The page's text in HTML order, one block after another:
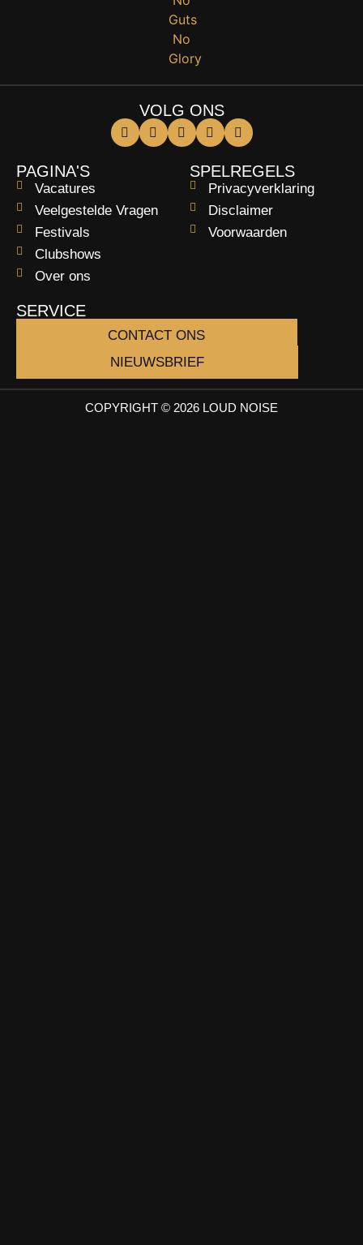
VOLG ONS
PAGINA'S
Vacatures
Veelgestelde Vragen
Festivals
Clubshows
Over ons
SPELREGELS
Privacyverklaring
Disclaimer
Voorwaarden
SERVICE
CONTACT ONS
NIEUWSBRIEF
COPYRIGHT © 2026 LOUD NOISE